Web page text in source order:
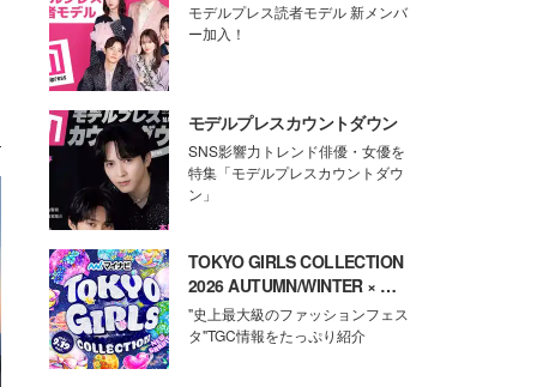
モデルプレス読者モデル 新メンバ
ー加入！
モデルプレスカウントダウン
SNS影響力トレンド俳優・女優を
特集「モデルプレスカウントダウ
ン」
TOKYO GIRLS COLLECTION
2026 AUTUMN/WINTER × モ
デルプレス
"史上最大級のファッションフェス
タ"TGC情報をたっぷり紹介